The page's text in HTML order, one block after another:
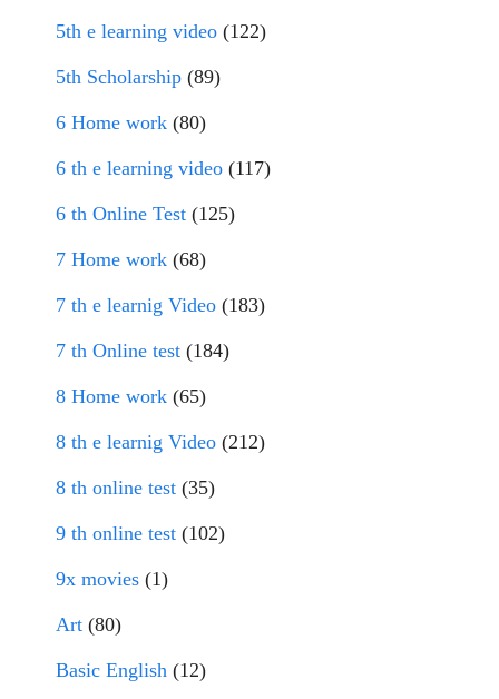
5th e learning video (122)
5th Scholarship (89)
6 Home work (80)
6 th e learning video (117)
6 th Online Test (125)
7 Home work (68)
7 th e learnig Video (183)
7 th Online test (184)
8 Home work (65)
8 th e learnig Video (212)
8 th online test (35)
9 th online test (102)
9x movies (1)
Art (80)
Basic English (12)